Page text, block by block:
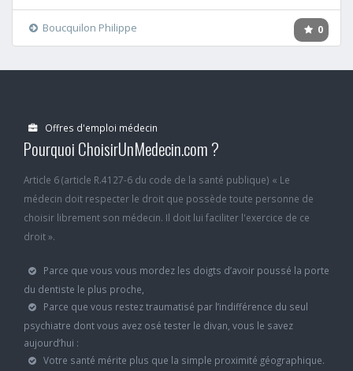
0
Boucquilon Philippe
Offres d'emploi médecin
Pourquoi ChoisirUnMedecin.com ?
Article 6 (article R.4127-6 du code de la santé publique) « Le
médecin doit respecter le droit que possède toute personne de
choisir librement son médecin. Il doit lui faciliter l'exercice de ce
droit ».
Parce que vous vous mordez les doigts d’avoir poussé la porte
du dentiste le plus proche,
Parce que vous restez traumatisé par l’indifférence du seul
psychiatre dont vous avez osé tester le divan, vous le savez
aujourd’hui :
Votre santé mérite plus que la simple proximité géographique.